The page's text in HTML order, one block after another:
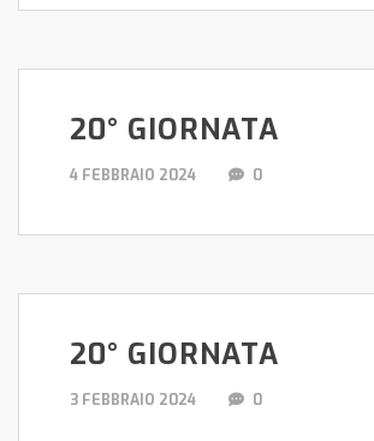
20° GIORNATA
4 FEBBRAIO 2024 0
20° GIORNATA
3 FEBBRAIO 2024 0